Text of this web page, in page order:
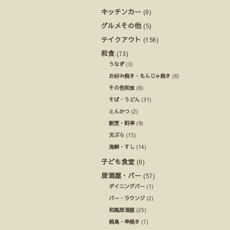
キッチンカー (0)
グルメその他 (5)
テイクアウト (156)
和食 (73)
うなぎ(3)
お好み焼き・もんじゃ焼き (6)
その他和食(6)
そば・うどん (31)
とんかつ (2)
割烹・料亭(9)
天ぷら (15)
海鮮・すし (14)
子ども食堂 (0)
居酒屋・バー (57)
ダイニングバー (1)
バー・ラウンジ (2)
和風居酒屋 (25)
焼鳥・串焼き (7)